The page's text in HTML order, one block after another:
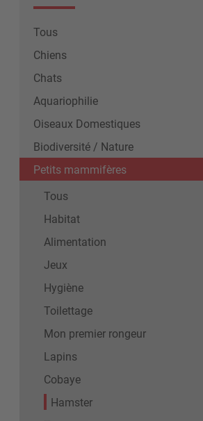
Tous
Chiens
Chats
Aquariophilie
Oiseaux Domestiques
Biodiversité / Nature
Petits mammifères
Tous
Habitat
Alimentation
Jeux
Hygiène
Toilettage
Mon premier rongeur
Lapins
Cobaye
Hamster